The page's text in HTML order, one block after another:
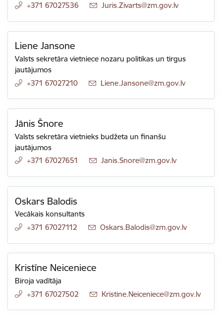
+371 67027536
E-pasts:
Juris.Zivarts@zm.gov.lv
Liene Jansone
Valsts sekretāra vietniece nozaru politikas un tirgus
jautājumos
+371 67027210
E-pasts:
Liene.Jansone@zm.gov.lv
Jānis Šnore
Valsts sekretāra vietnieks budžeta un finanšu
jautājumos
+371 67027651
E-pasts:
Janis.Snore@zm.gov.lv
Oskars Balodis
Vecākais konsultants
+371 67027112
E-pasts:
Oskars.Balodis@zm.gov.lv
Kristīne Neiceniece
Biroja vadītāja
+371 67027502
E-pasts:
Kristine.Neiceniece@zm.gov.lv